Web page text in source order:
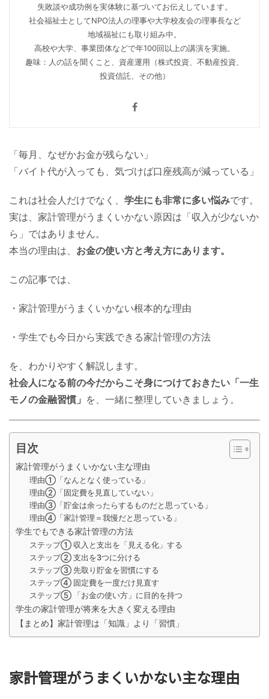
失敗談や成功例を実体験に基づいてお伝えしています。
社会福祉士としてNPO法人の理事や大学校友会の理事長など
地域福祉にも取り組み中。
高校や大学、事業団体などで年100回以上の講演を実施。
趣味：人の話を聞くこと、資産運用（株式投資、不動産投資、
投資信託、その他）
「毎月、なぜかお金が残らない」
「バイト代が入っても、気づけば口座残高が減っている」
これは社会人だけでなく、 学生にも非常に多い悩みです。
実は、家計管理がうまくいかない原因は「収入が少ないか
ら」ではありません。
本当の理由は、 お金の使い方と考え方にあります。
この記事では、
・家計管理がうまくいかない根本的な理由
・学生でも今日から実践できる家計管理の方法
を、わかりやすく解説します。
社会人になる前の今だからこそ身につけておきたい「一生
モノの金融習慣」 を、一緒に整理していきましょう。
目次
家計管理がうまくいかない主な理由
理由①「なんとなく使っている」
理由②「固定費を見直していない」
理由③「貯金は余ったらするものだと思っている」
理由④「家計管理＝我慢だと思っている」
学生でもできる家計管理の方法
ステップ① 収入と支出を「見える化」する
ステップ② 支出を3つに分ける
ステップ③ 先取り貯金を習慣にする
ステップ④ 固定費を一度だけ見直す
ステップ⑤ 「お金の使い方」に目的を持つ
学生の家計管理が将来を大きく変える理由
【まとめ】家計管理は「知識」より「習慣」
家計管理がうまくいかない主な理由